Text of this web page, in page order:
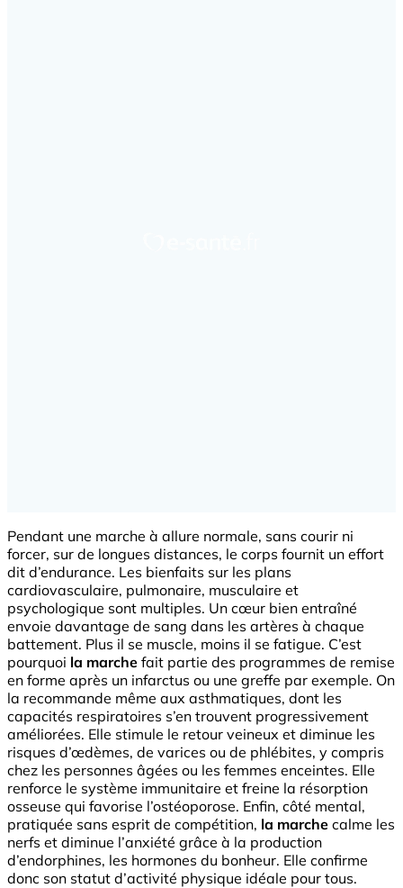
Pendant une marche à allure normale, sans courir ni
forcer, sur de longues distances, le corps fournit un effort
dit d’endurance. Les bienfaits sur les plans
cardiovasculaire, pulmonaire, musculaire et
psychologique sont multiples. Un cœur bien entraîné
envoie davantage de sang dans les artères à chaque
battement. Plus il se muscle, moins il se fatigue. C’est
pourquoi la marche fait partie des programmes de remise
en forme après un infarctus ou une greffe par exemple. On
la recommande même aux asthmatiques, dont les
capacités respiratoires s’en trouvent progressivement
améliorées. Elle stimule le retour veineux et diminue les
risques d’œdèmes, de varices ou de phlébites, y compris
chez les personnes âgées ou les femmes enceintes. Elle
renforce le système immunitaire et freine la résorption
osseuse qui favorise l’ostéoporose. Enfin, côté mental,
pratiquée sans esprit de compétition, la marche calme les
nerfs et diminue l’anxiété grâce à la production
d’endorphines, les hormones du bonheur. Elle confirme
donc son statut d’activité physique idéale pour tous.